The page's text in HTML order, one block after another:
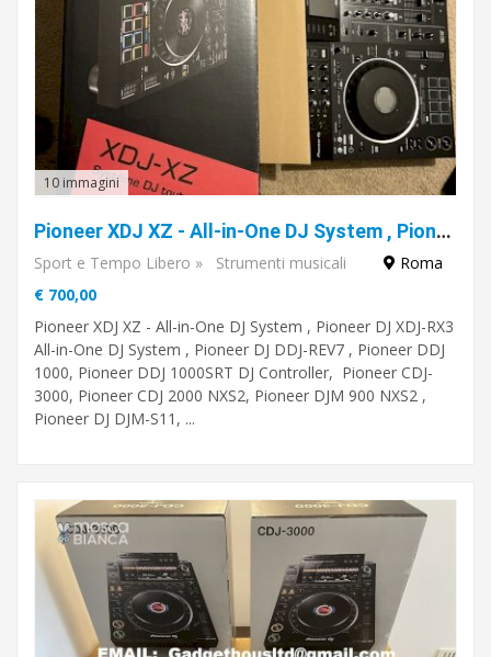
10 immagini
Pioneer XDJ XZ - All-in-One DJ System , Pioneer DJ XDJ-RX3 All-in-One DJ System , Pioneer DJ DDJ-REV7 , Pioneer DDJ 1000, Pioneer DDJ 1000SRT DJ Controller
Sport e Tempo Libero » Strumenti musicali
Roma
€ 700,00
Pioneer XDJ XZ - All-in-One DJ System , Pioneer DJ XDJ-RX3
All-in-One DJ System , Pioneer DJ DDJ-REV7 , Pioneer DDJ
1000, Pioneer DDJ 1000SRT DJ Controller, Pioneer CDJ-
3000, Pioneer CDJ 2000 NXS2, Pioneer DJM 900 NXS2 ,
Pioneer DJ DJM-S11, ...